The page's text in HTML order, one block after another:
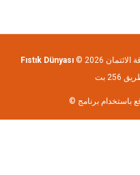
Fıstık Dünyası © 2026 جميع الحقوق محفوظة. محمية معلومات بطاقة الائتمان